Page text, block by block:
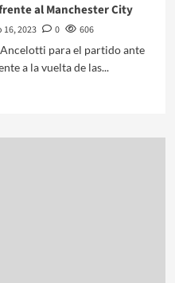
al Manchester City
16, 2023 0
606
para el partido ante
a la vuelta de las...